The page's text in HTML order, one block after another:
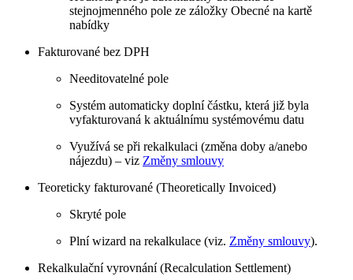
stejnojmenného pole ze záložky Obecné na kartě
nabídky
Fakturované bez DPH
Needitovatelné pole
Systém automaticky doplní částku, která již byla
vyfakturovaná k aktuálnímu systémovému datu
Využívá se při rekalkulaci (změna doby a/anebo
nájezdu) – viz Změny smlouvy
Teoreticky fakturované (Theoretically Invoiced)
Skryté pole
Plní wizard na rekalkulace (viz. Změny smlouvy).
Rekalkulační vyrovnání (Recalculation Settlement)